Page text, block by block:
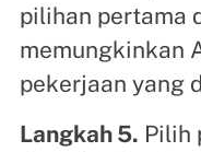
pilihan pertama
memungkinkan
pekerjaan yang
Langkah 5. Pilih